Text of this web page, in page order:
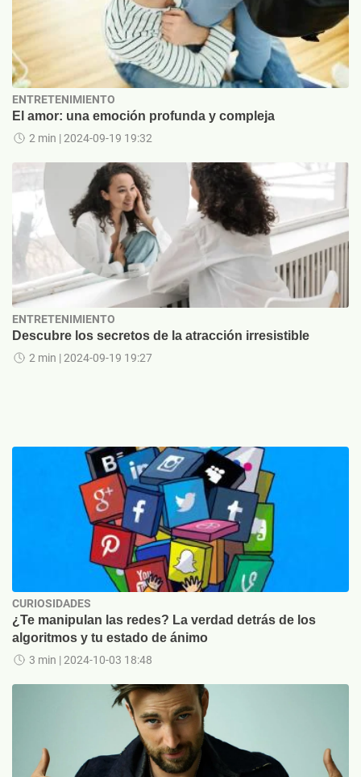
ENTRETENIMIENTO
El amor: una emoción profunda y compleja
2 min | 2024-09-19 19:32
ENTRETENIMIENTO
Descubre los secretos de la atracción irresistible
2 min | 2024-09-19 19:27
CURIOSIDADES
¿Te manipulan las redes? La verdad detrás de los
algoritmos y tu estado de ánimo
3 min | 2024-10-03 18:48